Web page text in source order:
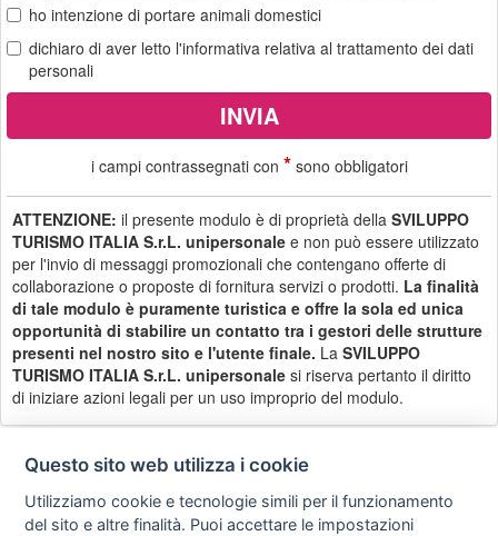
ho intenzione di portare animali domestici
dichiaro di aver letto l'informativa relativa al trattamento dei dati
personali
i campi contrassegnati con *sono obbligatori
ATTENZIONE: il presente modulo è di proprietà della SVILUPPO
TURISMO ITALIA S.r.L. unipersonale e non può essere utilizzato
per l'invio di messaggi promozionali che contengano offerte di
collaborazione o proposte di fornitura servizi o prodotti. La finalità
di tale modulo è puramente turistica e offre la sola ed unica
opportunità di stabilire un contatto tra i gestori delle strutture
presenti nel nostro sito e l'utente finale. La SVILUPPO
TURISMO ITALIA S.r.L. unipersonale si riserva pertanto il diritto
di iniziare azioni legali per un uso improprio del modulo.
Privacy
policy
Avviso
legale
Scrivici
Questo sito web utilizza i cookie
Utilizziamo cookie e tecnologie simili per il funzionamento
del sito e altre finalità. Puoi accettare le impostazioni